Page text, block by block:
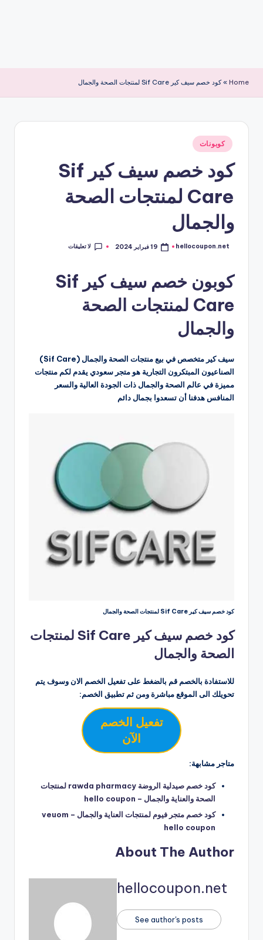
Home
»كود خصم سيف كير Sif Care لمنتجات الصحة والجمال
نُشر
في
كوبونات
كود خصم سيف كير Sif
Care لمنتجات الصحة
والجمال
تمّ
hellocoupon.net 19 فبراير 2024 لا تعليقات
كوبون خصم سيف كير Sif
Care لمنتجات الصحة
والجمال
سيف كير متخصص في بيع منتجات الصحة والجمال (Sif Care)
الصناعيون المبتكرون التجارية هو متجر سعودي يقدم لكم منتجات
مميزة في عالم الصحة والجمال ذات الجودة العالية والسعر
المنافس هدفنا أن تسعدوا بجمال دائم
كود خصم سيف كير Sif Care لمنتجات الصحة والجمال
كود خصم سيف كير Sif Care لمنتجات
الصحة والجمال
للاستفادة بالخصم قم بالضغط على تفعيل الخصم الان وسوف يتم
تحويلك الى الموقع مباشرة ومن ثم تطبيق الخصم:
تفعيل الخصم
الآن
متاجر مشابهة:
كود خصم صيدلية الروضة rawda pharmacy لمنتجات
الصحة والعناية والجمال – hello coupon
كود خصم متجر فيوم لمنتجات العناية والجمال veuom –
hello coupon
About The Author
hellocoupon.net
See author's posts